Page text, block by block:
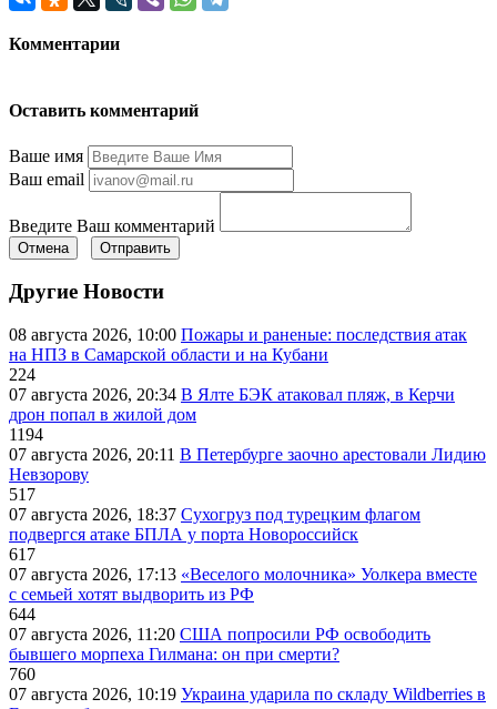
Комментарии
Оставить комментарий
Ваше имя
Ваш email
Введите Ваш комментарий
Отмена Отправить
Другие Новости
08 августа 2026, 10:00 Пожары и раненые: последствия атак
на НПЗ в Самарской области и на Кубани
224
07 августа 2026, 20:34 В Ялте БЭК атаковал пляж, в Керчи
дрон попал в жилой дом
1194
07 августа 2026, 20:11 В Петербурге заочно арестовали Лидию
Невзорову
517
07 августа 2026, 18:37 Сухогруз под турецким флагом
подвергся атаке БПЛА у порта Новороссийск
617
07 августа 2026, 17:13 «Веселого молочника» Уолкера вместе
с семьей хотят выдворить из РФ
644
07 августа 2026, 11:20 США попросили РФ освободить
бывшего морпеха Гилмана: он при смерти?
760
07 августа 2026, 10:19 Украина ударила по складу Wildberries в